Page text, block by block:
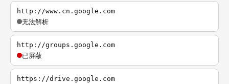
http://www.cn.google.com
无法解析
http://groups.google.com
已屏蔽
https://drive.google.com